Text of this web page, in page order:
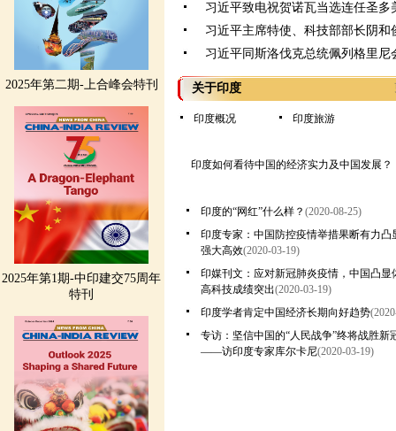
2025年第二期-上合峰会特刊
2025年第1期-中印建交75周年
特刊
习近平致电祝贺诺瓦当选连任圣多
习近平主席特使、科技部部长阴
习近平同斯洛伐克总统佩列格里尼
关于印度
印度概况 印度旅游
印度如何看待中国的经济实力及中国发展？
印度的“网红”什么样？ (2020-08-25)
印度专家：中国防控疫情举措果断有力凸
强大高效(2020-03-19)
印媒刊文：应对新冠肺炎疫情，中国凸显
高科技成绩突出(2020-03-19)
印度学者肯定中国经济长期向好趋势
专访：坚信中国的“人民战争”终将战胜新
——访印度专家库尔卡尼(2020-03-19)